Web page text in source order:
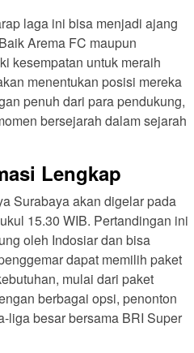
laga ini bisa menjadi ajang
Arema FC maupun
kesempatan untuk meraih
menentukan posisi mereka
penuh dari para pendukung,
bersejarah dalam sejarah
Lengkap
Surabaya akan digelar pada
15.30 WIB. Pertandingan ini
oleh Indosiar dan bisa
dapat memilih paket
mulai dari paket
berbagai opsi, penonton
liga besar bersama BRI Super